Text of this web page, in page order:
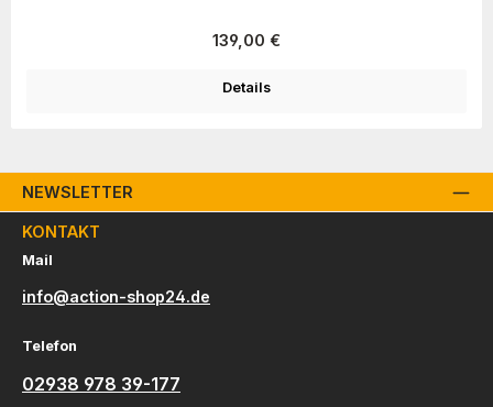
Regulärer Preis:
139,00 €
Details
NEWSLETTER
KONTAKT
Mail
info@action-shop24.de
Telefon
02938 978 39-177